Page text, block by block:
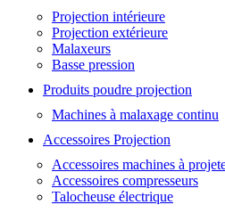
Projection intérieure
Projection extérieure
Malaxeurs
Basse pression
Produits poudre projection
Machines à malaxage continu
Accessoires Projection
Accessoires machines à
Accessoires compresseurs
Talocheuse électrique